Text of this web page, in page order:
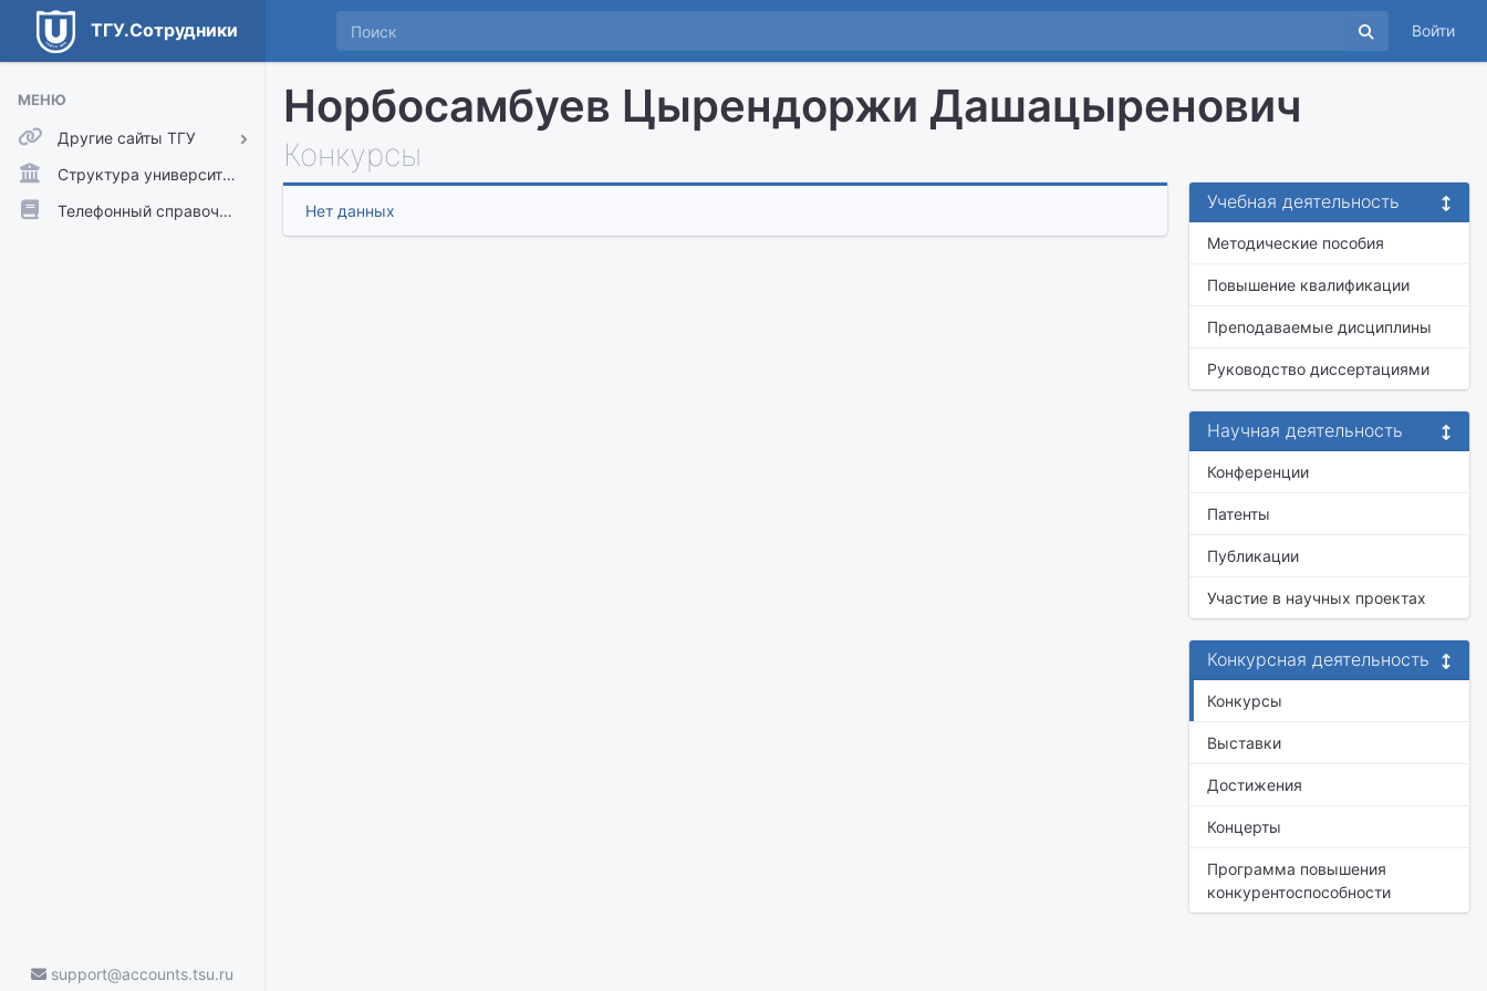
ТГУ.Сотрудники Войти
МЕНЮ
Другие сайты ТГУ
ТГУ.Аккаунты
ТГУ.Расписание
Структура университета
Телефонный справочник
support@accounts.tsu.ru
Норбосамбуев Цырендоржи Дашацыренович
Конкурсы
Нет данных Учебная деятельность
Методические пособия
Повышение квалификации
Преподаваемые дисциплины
Руководство диссертациями
Научная деятельность
Конференции
Патенты
Публикации
Участие в научных проектах
Конкурсная деятельность
Конкурсы
Выставки
Достижения
Концерты
Программа повышения
конкурентоспособности